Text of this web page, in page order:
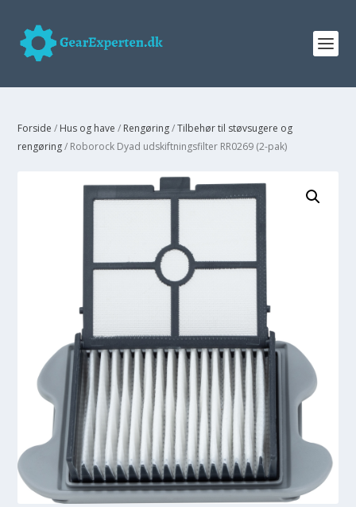
Forside / Hus og have / Rengøring/Tilbehør til støvsugere og
rengøring/ Roborock Dyad udskiftningsfilter RR0269 (2-pak)